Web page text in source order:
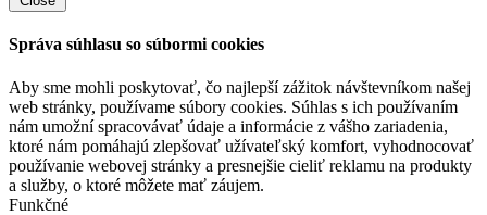
Správa súhlasu so súbormi cookies
Aby sme mohli poskytovať, čo najlepší zážitok návštevníkom našej
web stránky, používame súbory cookies. Súhlas s ich používaním
nám umožní spracovávať údaje a informácie z vášho zariadenia,
ktoré nám pomáhajú zlepšovať užívateľský komfort, vyhodnocovať
používanie webovej stránky a presnejšie cieliť reklamu na produkty
a služby, o ktoré môžete mať záujem.
Funkčné